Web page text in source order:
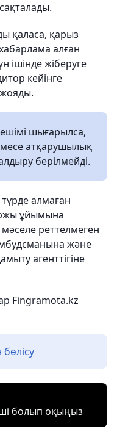
қаласа, қарыз
алған
ішінде жіберуге
кейінге
шығарылса,
атқарушылық
берілмейді.
алмаған
ұйымына
реттелмеген
және
агенттігіне
Fingramota.kz
болып оқыңыз